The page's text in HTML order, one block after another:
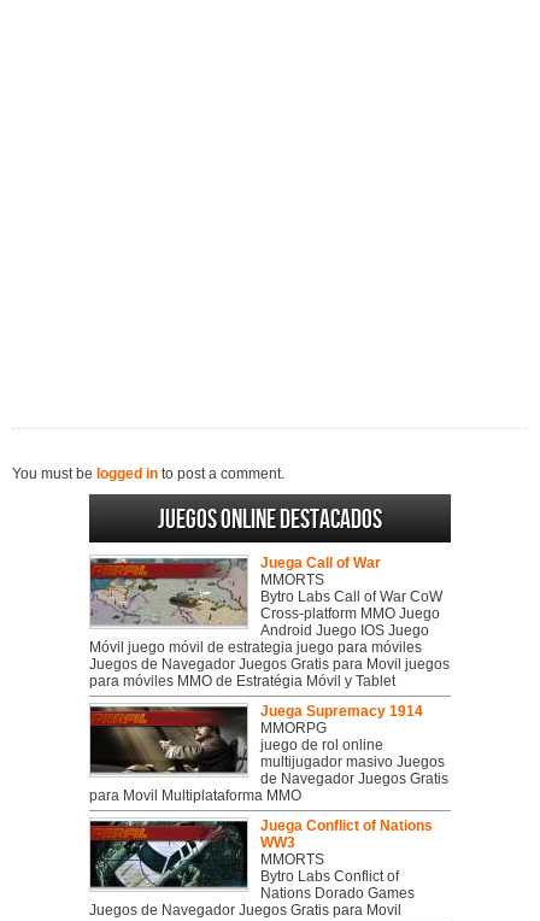
You must be logged in to post a comment.
Juegos online destacados
Juega Call of War
MMORTS
Bytro Labs Call of War CoW
Cross-platform MMO Juego
Android Juego IOS Juego
Móvil juego móvil de estrategia juego para móviles
Juegos de Navegador Juegos Gratis para Movil juegos
para móviles MMO de Estratégia Móvil y Tablet
Juega Supremacy 1914
MMORPG
juego de rol online
multijugador masivo Juegos
de Navegador Juegos Gratis
para Movil Multiplataforma MMO
Juega Conflict of Nations
WW3
MMORTS
Bytro Labs Conflict of
Nations Dorado Games
Juegos de Navegador Juegos Gratis para Movil